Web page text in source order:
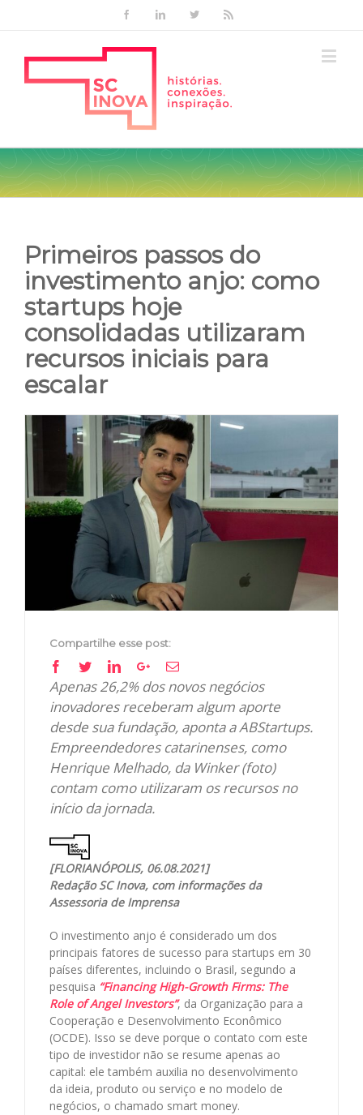
FacebookLinkedinTwitter
Primeiros passos do
investimento anjo: como
startups hoje
consolidadas utilizaram
recursos iniciais para
escalar
View
Larger
Image
Compartilhe esse post:
Facebook
TwitterLinkedinGoogle+Email
Apenas 26,2% dos novos negócios
inovadores receberam algum aporte
desde sua fundação, aponta a ABStartups.
Empreendedores catarinenses, como
Henrique Melhado, da Winker (foto)
contam como utilizaram os recursos no
início da jornada.
[FLORIANÓPOLIS, 06.08.2021]
Redação SC Inova, com informações da
Assessoria de Imprensa
O investimento anjo é considerado um dos
principais fatores de sucesso para startups em 30
países diferentes, incluindo o Brasil, segundo a
pesquisa “Financing High-Growth Firms: The
Role of Angel Investors”, da Organização para a
Cooperação e Desenvolvimento Econômico
(OCDE). Isso se deve porque o contato com este
tipo de investidor não se resume apenas ao
capital: ele também auxilia no desenvolvimento
da ideia, produto ou serviço e no modelo de
negócios, o chamado smart money.